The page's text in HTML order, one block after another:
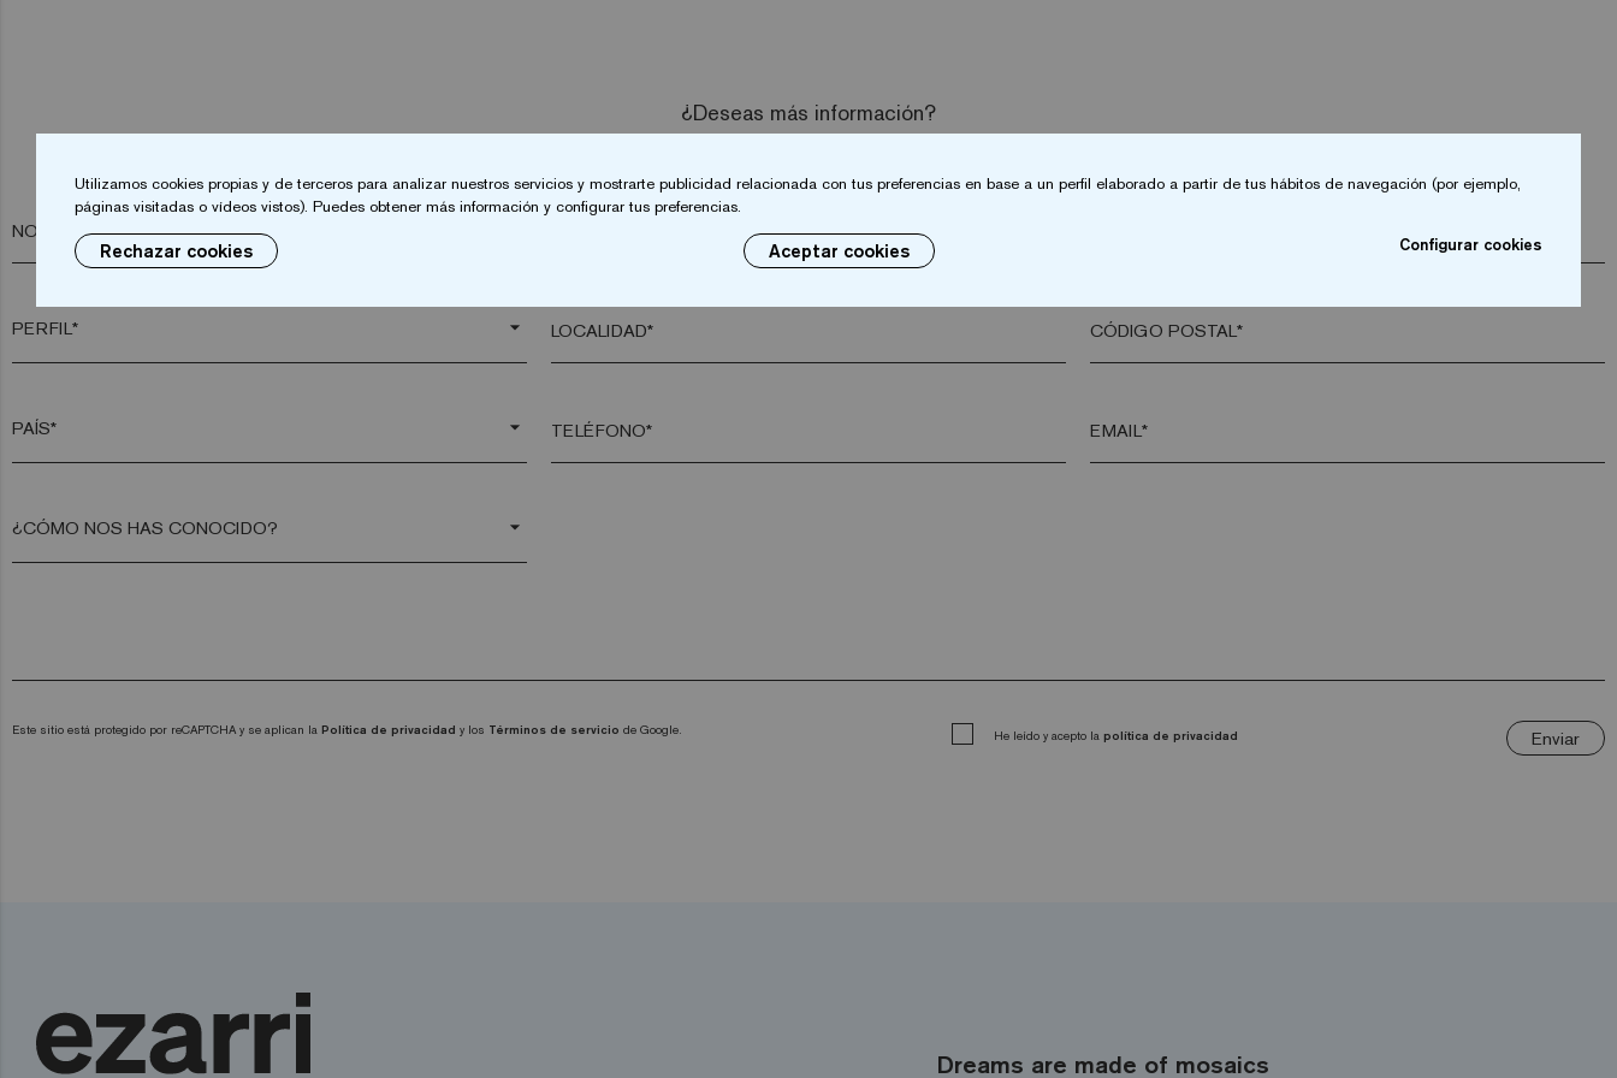
¿Deseas más información?
NOMBRE*
arrow_drop_down LOCALIDAD* CÓDIGO POSTAL*
arrow_drop_down TELÉFONO* EMAIL*
arrow_drop_down
Este sitio está protegido por reCAPTCHA y se aplican la Política de privacidad y los Términos de servicio de Google. He leído y acepto la política de privacidad Enviar
Dreams are made of mosaics
Utilizamos cookies propias y de terceros para analizar nuestros servicios y mostrarte publicidad relacionada con tus preferencias en base a un perfil elaborado a partir de tus hábitos de navegación (por ejemplo,
páginas visitadas o vídeos vistos). Puedes obtener más información y configurar tus preferencias.
Rechazar cookies Aceptar cookies Configurar cookies